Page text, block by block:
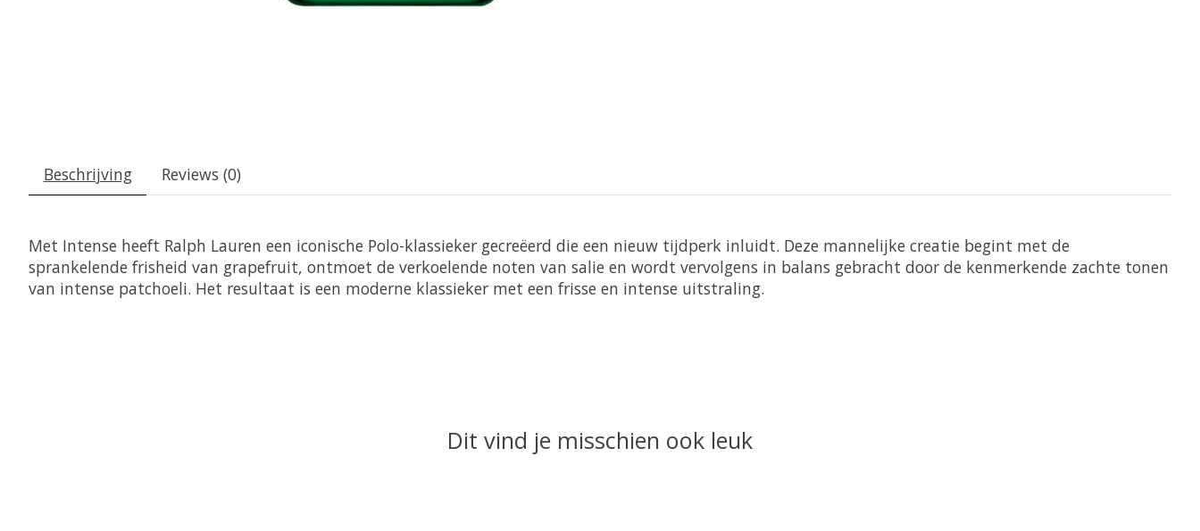
Beschrijving Reviews (0)
Met Intense heeft Ralph Lauren een iconische Polo-klassieker gecreëerd die een nieuw tijdperk inluidt. Deze mannelijke creatie begint met de
sprankelende frisheid van grapefruit, ontmoet de verkoelende noten van salie en wordt vervolgens in balans gebracht door de kenmerkende zachte tonen
van intense patchoeli. Het resultaat is een moderne klassieker met een frisse en intense uitstraling.
Dit vind je misschien ook leuk